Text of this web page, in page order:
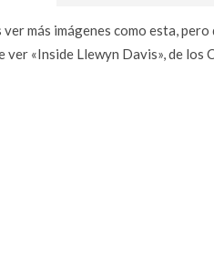
ver más imágenes como esta,
ver «Inside Llewyn Davis», de los